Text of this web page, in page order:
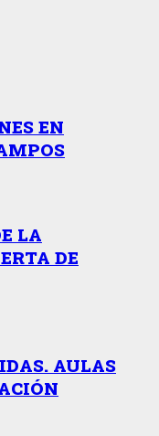
EN
LA
DE
AULAS